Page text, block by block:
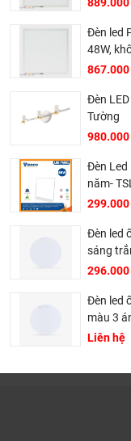
Dịch vụ khách
lợi ích của khách
vấn, hỗ trợ kỹ
Các dòng sản
Đèn LED âm trần
Đèn LED tuýp
Đèn LED panel
Đèn LED nhà
Đèn LED đường
Đèn led trang trí.
Với những ưu điểm
dùng trong nhiều
Chứng nhận
Đèn led
48W,
Đèn
Tường
Đèn Led
năm-
Đèn led
sáng
Đèn led
màu 3
Liên hệ